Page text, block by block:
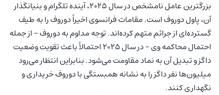
بزرگترین عامل نامشخص در سال 2025، آینده تلگرام و بنیانگذار
آن، پاول دوروف است. مقامات فرانسوی اخیراً دوروف را به طیف
گسترده‌ای از جرائم متهم کرده‌اند. توجه مداوم به دوروف – از جمله
احتمال محاکمه وی – در سال 2025 احتمالاً باعث تقویت وضعیت
داگز و تبدیل آن به نماد مقاومت می‌شود. بنابراین انتظار می‌رود
میلیون‌ها نفر داگز را به نشانه همبستگی با دوروف خریداری و
نگهداری کنند.